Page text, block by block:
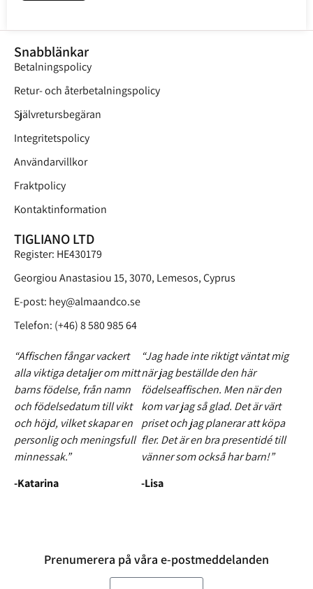
Snabblänkar
Betalningspolicy
Retur- och återbetalningspolicy
Självretursbegäran
Integritetspolicy
Användarvillkor
Fraktpolicy
Kontaktinformation
TIGLIANO LTD
Register: HE430179
Georgiou Anastasiou 15, 3070, Lemesos, Cyprus
E-post: hey@almaandco.se
Telefon: (+46) 8 580 985 64
“Affischen fångar vackert
alla viktiga detaljer om mitt
barns födelse, från namn
och födelsedatum till vikt
och höjd, vilket skapar en
personlig och meningsfull
minnessak.”
-Katarina
“Jag hade inte riktigt väntat mig
när jag beställde den här
födelseaffischen. Men när den
kom var jag så glad. Det är värt
priset och jag planerar att köpa
fler. Det är en bra presentidé till
vänner som också har barn!”
-Lisa
Prenumerera på våra e-postmeddelanden
E-post